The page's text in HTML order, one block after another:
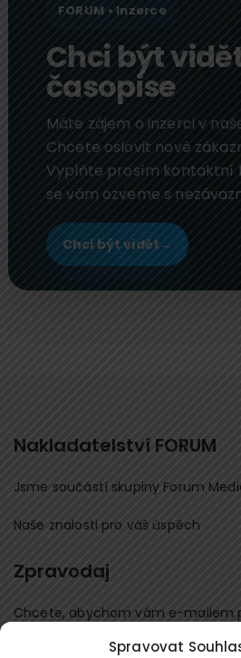
Spravovat
FORUM • Inzerce
Chci být
časopise
Máte zájem o inzerci v
Chcete oslovit nové
Vyplňte prosím kontaktní
se vám ozveme s
Chci být vidět →
Nakladatelství FORUM
Jsme součástí skupiny Forum
Naše znalosti pro váš úspěch
Zpravodaj
Chcete, abychom vám e-mailem